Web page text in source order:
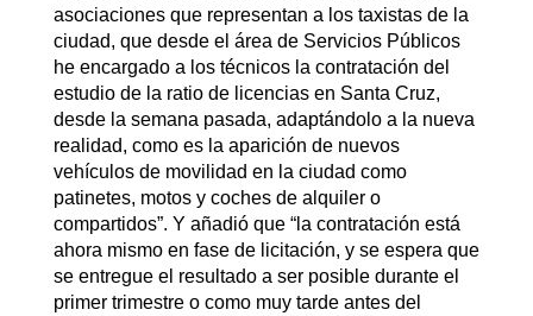
asociaciones que representan a los taxistas de la
ciudad, que desde el área de Servicios Públicos
he encargado a los técnicos la contratación del
estudio de la ratio de licencias en Santa Cruz,
desde la semana pasada, adaptándolo a la nueva
realidad, como es la aparición de nuevos
vehículos de movilidad en la ciudad como
patinetes, motos y coches de alquiler o
compartidos”. Y añadió que “la contratación está
ahora mismo en fase de licitación, y se espera que
se entregue el resultado a ser posible durante el
primer trimestre o como muy tarde antes del